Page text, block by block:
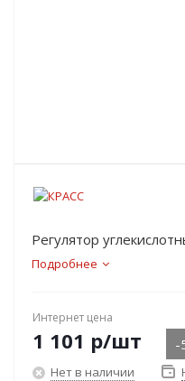
Регулятор
Подробнее
Интернет цена
1 101 р/шт -
Нет в наличии